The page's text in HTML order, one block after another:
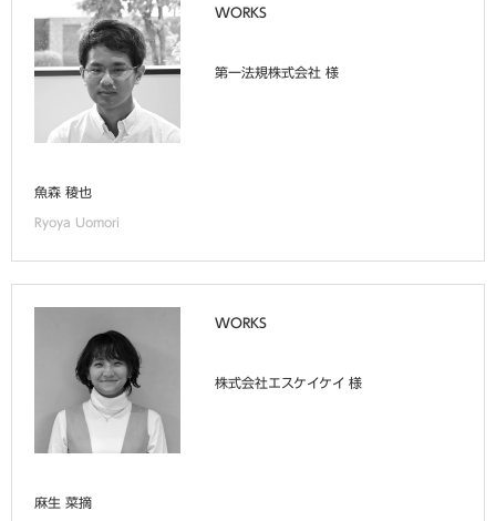
魚森 稜也
Ryoya Uomori
WORKS
第一法規株式会社 様
麻生 菜摘
WORKS
株式会社エスケイケイ 様